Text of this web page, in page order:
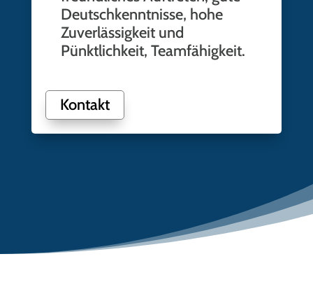
Deutschkenntnisse, hohe
Zuverlässigkeit und
Pünktlichkeit, Teamfähigkeit.
Kontakt